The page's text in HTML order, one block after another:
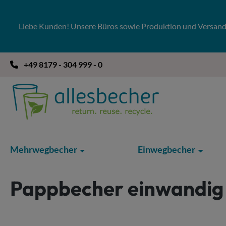
Liebe Kunden! Unsere Büros sowie Produktion und
+49 8179 - 304 999 - 0
Mehrwegbecher Einwegbecher
Pappbecher